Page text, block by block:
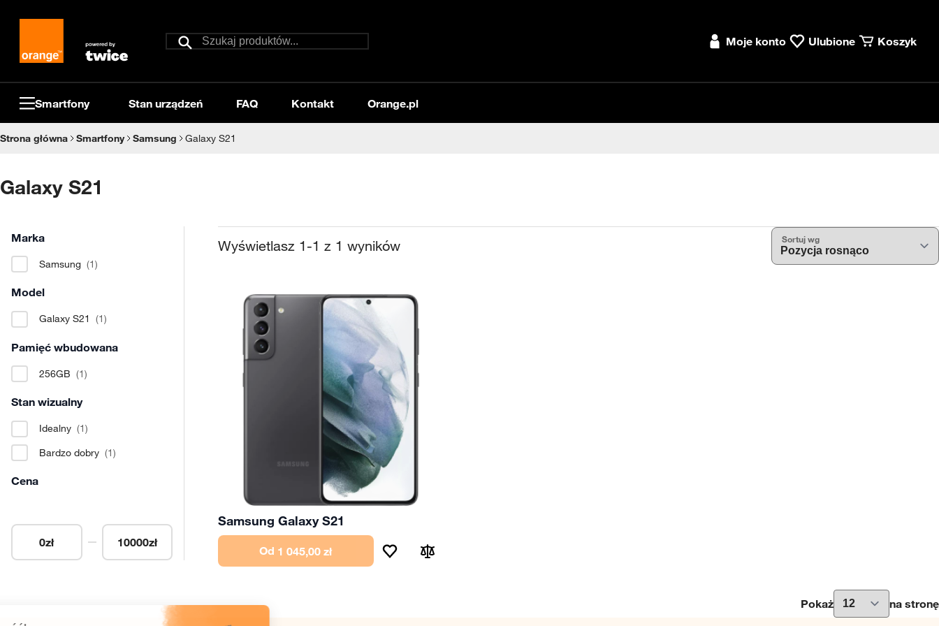
Szukaj
Szukaj
Moje konto Ulubione Koszyk
Smartfony Stan urządzeń FAQ Kontakt Orange.pl
Strona główna Smartfony Samsung Galaxy S21
Galaxy S21
Marka
Samsung (1)
Model
Galaxy S21 (1)
Pamięć wbudowana
256GB (1)
Stan wizualny
Idealny (1)
Bardzo dobry (1)
Cena
0zł 10000zł
Wyświetlasz 1-1 z 1 wyników Sortuj wg
Samsung Galaxy S21
Od 1 045,00 zł
Pokaż na stronę